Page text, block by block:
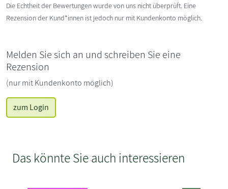
Die Echtheit der Bewertungen wurde von uns nicht überprüft. Eine
Rezension der Kund*innen ist jedoch nur mit Kundenkonto möglich.
Melden Sie sich an und schreiben Sie eine
Rezension
(nur mit Kundenkonto möglich)
zum Login
Das könnte Sie auch interessieren